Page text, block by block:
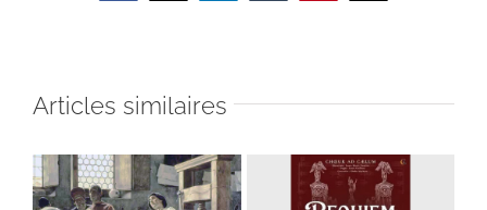
Articles similaires